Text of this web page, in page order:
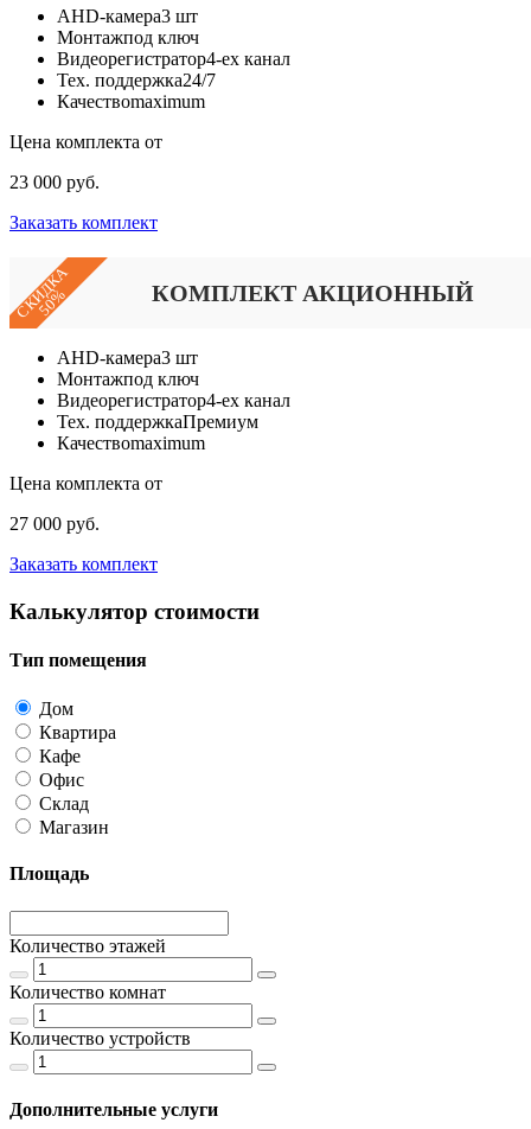
AHD-камера3 шт
Монтажпод ключ
Видеорегистратор4-ех канал
Тех. поддержка24/7
Качествоmaximum
Цена комплекта от
23 000 руб.
Заказать комплект
СКИДКА
50% КОМПЛЕКТ АКЦИОННЫЙ
AHD-камера3 шт
Монтажпод ключ
Видеорегистратор4-ех канал
Тех. поддержкаПремиум
Качествоmaximum
Цена комплекта от
27 000 руб.
Заказать комплект
Калькулятор стоимости
Тип помещения
Дом
Квартира
Кафе
Офис
Склад
Магазин
Площадь
Количество этажей
Количество комнат
Количество устройств
Дополнительные услуги